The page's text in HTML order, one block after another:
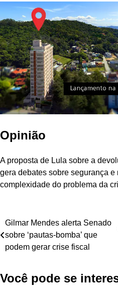
Opinião
A proposta de Lula sobre a
gera debates sobre segurança
complexidade do problema da
Navegação
de
Post
Gilmar Mendes alerta Senado
sobre ‘pautas-bomba’ que
podem gerar crise fiscal
Você pode se